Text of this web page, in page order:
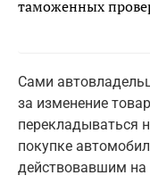
таможенных
Сами
за изменение
перекладываться
покупке
действовавшим на